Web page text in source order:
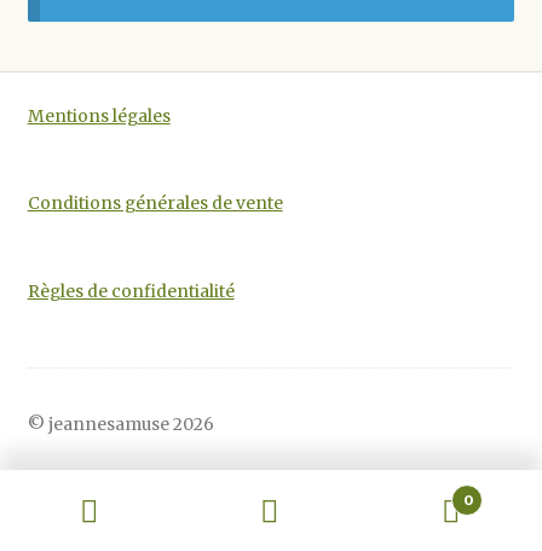
Mentions légales
Conditions générales de vente
Règles de confidentialité
© jeannesamuse 2026
Recherche
Recherche
0